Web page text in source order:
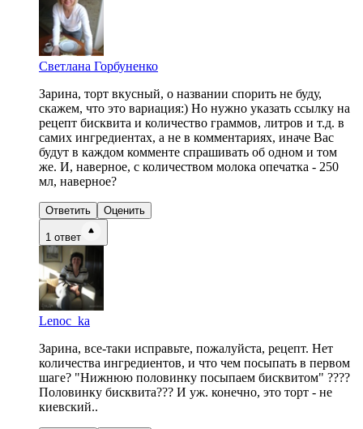
Светлана Горбуненко
Зарина, торт вкусный, о названии спорить не буду,
скажем, что это вариация:) Но нужно указать ссылку на
рецепт бисквита и количество граммов, литров и т.д. в
самих ингредиентах, а не в комментариях, иначе Вас
будут в каждом комменте спрашивать об одном и том
же. И, наверное, с количеством молока опечатка - 250
мл, наверное?
Ответить Оценить
1 ответ
Lenoc_ka
Зарина, все-таки исправьте, пожалуйста, рецепт. Нет
количества ингредиентов, и что чем посыпать в первом
шаге? "Нижнюю половинку посыпаем бисквитом" ????
Половинку бисквита??? И уж. конечно, это торт - не
киевский..